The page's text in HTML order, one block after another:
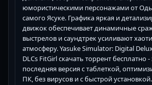
юмористическими персонажами от
самого Ясуке. Графика яркая и
движок обеспечивает динамичные
выстрелов и саундтрек усиливают
атмосферу. Yasuke Simulator: Digital
DLCs FitGirl скачать торрент бесплатно
последняя версия с таблеткой,
ПК, без вирусов и с быстрой